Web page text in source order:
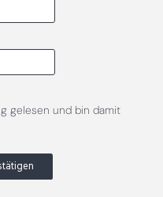
gelesen und bin damit